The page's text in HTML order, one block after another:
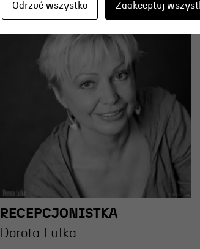
RECEPCJONISTKA
Dorota Lulka
Odrzuć wszystko Zaakceptuj